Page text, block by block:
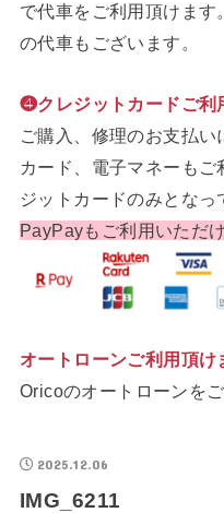
で代車をご利用頂けま
の代車もございます。
❹クレジットカードご利
ご購入、修理のお支払
カード、電子マネーも
ジットカードのみとなっ
PayPayもご利用いただけ
オートローンご利用頂け
Oricoのオートローンを
2025.12.06
IMG_6211